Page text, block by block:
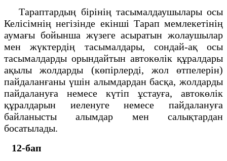
Тараптардың бiрiнiң тасымалдаушылары осы
Келiсiмнiң негiзiнде екiншi Тарап мемлекетiнiң
аумағы бойынша жүзеге асыратын жолаушылар
мен жүктердiң тасымалдары, сондай-ақ осы
тасымалдарды орындайтын автокөлiк құралдары
ақылы жолдарды (көпiрлердi, жол өтпелерiн)
пайдаланғаны үшiн алымдардан басқа, жолдарды
пайдалануға немесе күтiп ұстауға, автокөлiк
құралдарын иеленуге немесе пайдалануға
байланысты алымдар мен салықтардан
босатылады.
12-бап